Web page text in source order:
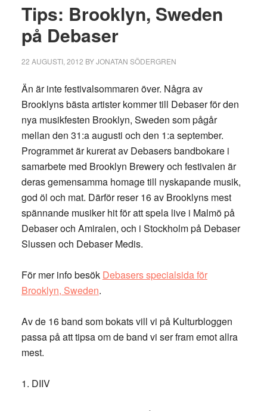
Tips: Brooklyn, Sweden
på Debaser
22 AUGUSTI, 2012 BYJONATAN SÖDERGREN
Än är inte festivalsommaren över. Några av
Brooklyns bästa artister kommer till Debaser för den
nya musikfesten Brooklyn, Sweden som pågår
mellan den 31:a augusti och den 1:a september.
Programmet är kurerat av Debasers bandbokare i
samarbete med Brooklyn Brewery och festivalen är
deras gemensamma homage till nyskapande musik,
god öl och mat. Därför reser 16 av Brooklyns mest
spännande musiker hit för att spela live i Malmö på
Debaser och Amiralen, och i Stockholm på Debaser
Slussen och Debaser Medis.
För mer info besök Debasers specialsida för
Brooklyn, Sweden.
Av de 16 band som bokats vill vi på Kulturbloggen
passa på att tipsa om de band vi ser fram emot allra
mest.
1. DIIV